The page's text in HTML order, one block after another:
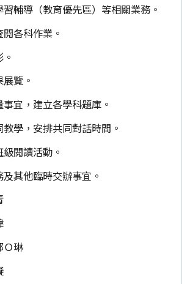
輔導（教育優先區）等相關業務。
各科作業。
覽。
宜，建立各學科題庫。
學，安排共同對話時間。
閱讀活動。
其他臨時交辦事宜。
Ｏ琳